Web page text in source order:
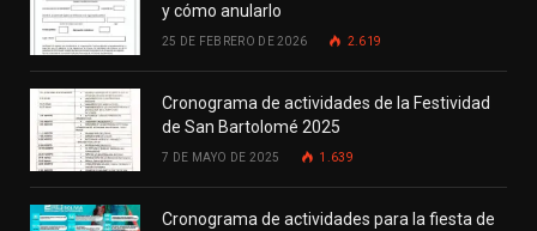
y cómo anularlo
25 DE FEBRERO DE 2026 2.619
Cronograma de actividades de la Festividad
de San Bartolomé 2025
7 DE MAYO DE 2025 1.639
Cronograma de actividades para la fiesta de